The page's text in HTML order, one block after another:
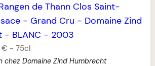
de Thann Clos Saint-
- Grand Cru - Domaine Zind
- BLANC - 2003
€ -75cl
chez Domaine Zind Humbrecht